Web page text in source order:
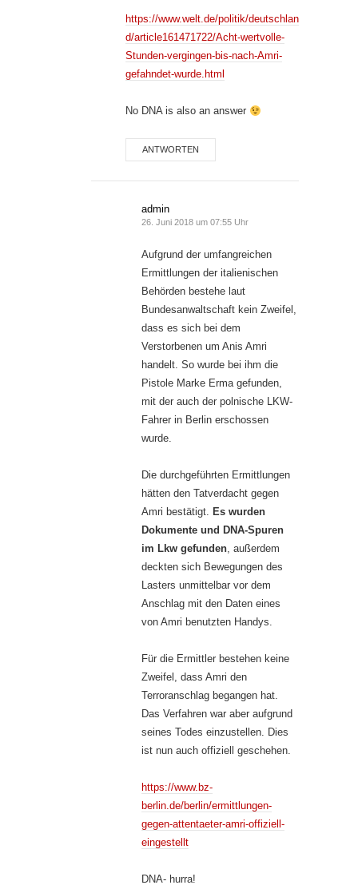
https://www.welt.de/politik/deutschlan
d/article161471722/Acht-wertvolle-
Stunden-vergingen-bis-nach-Amri-
gefahndet-wurde.html
No DNA is also an answer
ANTWORTEN
admin
26. Juni 2018 um 07:55 Uhr
Aufgrund der umfangreichen
Ermittlungen der italienischen
Behörden bestehe laut
Bundesanwaltschaft kein Zweifel,
dass es sich bei dem
Verstorbenen um Anis Amri
handelt. So wurde bei ihm die
Pistole Marke Erma gefunden,
mit der auch der polnische LKW-
Fahrer in Berlin erschossen
wurde.
Die durchgeführten Ermittlungen
hätten den Tatverdacht gegen
Amri bestätigt. Es wurden
Dokumente und DNA-Spuren
im Lkw gefunden, außerdem
deckten sich Bewegungen des
Lasters unmittelbar vor dem
Anschlag mit den Daten eines
von Amri benutzten Handys.
Für die Ermittler bestehen keine
Zweifel, dass Amri den
Terroranschlag begangen hat.
Das Verfahren war aber aufgrund
seines Todes einzustellen. Dies
ist nun auch offiziell geschehen.
https://www.bz-
berlin.de/berlin/ermittlungen-
gegen-attentaeter-amri-offiziell-
eingestellt
DNA- hurra!